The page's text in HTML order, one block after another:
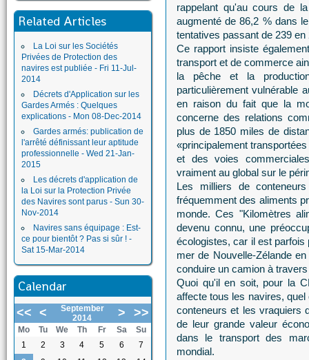
Related Articles
La Loi sur les Sociétés
Privées de Protection des
navires est publiée - Fri 11-Jul-
2014
Décrets d'Application sur les
Gardes Armés : Quelques
explications - Mon 08-Dec-2014
Gardes armés: publication de
l'arrêté définissant leur aptitude
professionnelle - Wed 21-Jan-
2015
Les décrets d'application de
la Loi sur la Protection Privée
des Navires sont parus - Sun 30-
Nov-2014
Navires sans équipage : Est-
ce pour bientôt ? Pas si sûr ! -
Sat 15-Mar-2014
Calendar
<< <
September
2014
> >>
Mo Tu We Th Fr Sa
Su
1
2 3 4 5 6
7
rappelant qu'au cours de
augmenté de 86,2 % dans
tentatives passant de 239 en
Ce rapport insiste
transport et de commerce
la pêche et la
particulièrement vulnérable
en raison du fait que la
concerne des relations
plus de 1850 miles de
«principalement
et des voies
vraiment au global sur le
Les milliers de
fréquemment des aliments
monde. Ces "Kilomètres
devenu connu, une
écologistes, car il est parfois
mer de Nouvelle-Zélande
conduire un camion à
Quoi qu'il en soit, pour la
affecte tous les navires,
conteneurs et les vraquiers
de leur grande valeur
dans le transport des
mondial.